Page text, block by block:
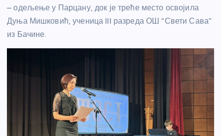
– одељење у Парцану, док је треће место освојила
Дуња Мишковић, ученица III разреда ОШ “Свети Сава”
из Бачине.